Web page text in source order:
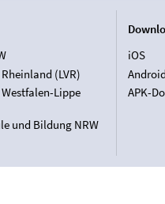
(LVR)
Lippe
und Bildung NRW
iOS
Android
APK-